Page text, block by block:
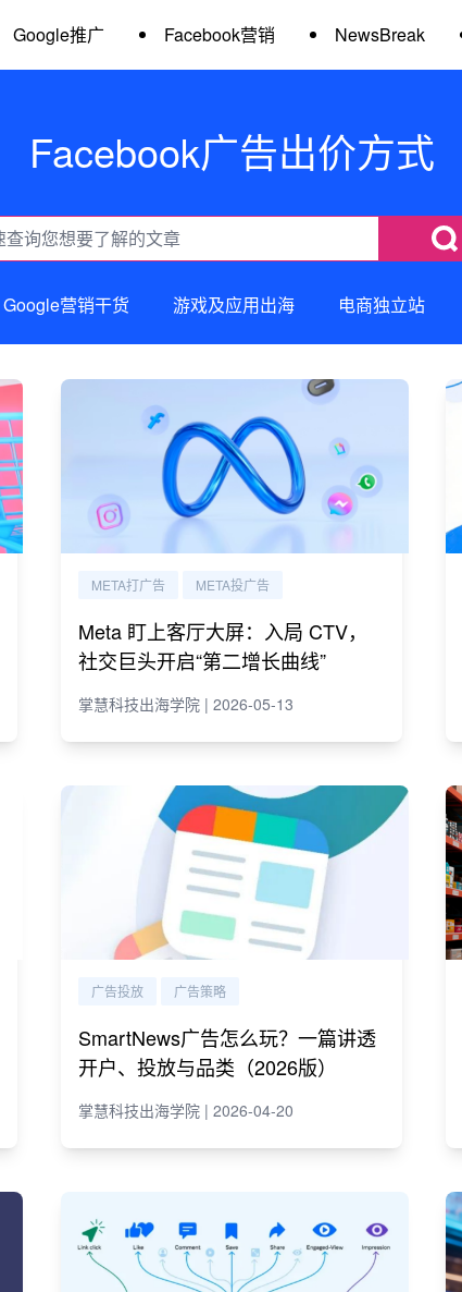
Google推广 Facebook营销 NewsBreak
Facebook广告出价方式
Google营销干货 游戏及应用出海 电商独立站
META打广告 META投广告
Meta 盯上客厅大屏：入局 CTV，
社交巨头开启“第二增长曲线”
掌慧科技出海学院 | 2026-05-13
广告投放 广告策略
SmartNews广告怎么玩？一篇讲透
开户、投放与品类（2026版）
掌慧科技出海学院 | 2026-04-20